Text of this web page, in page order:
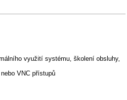
využití systému, školení obsluhy,
VNC přístupů